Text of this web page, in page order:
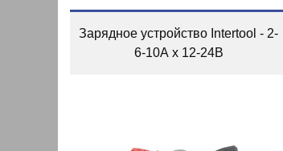
Зарядное устройство Intertool - 2-
6-10А x 12-24В